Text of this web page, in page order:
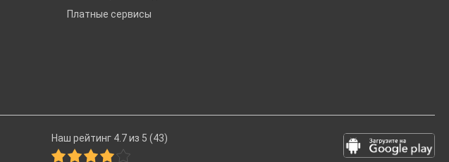
Платные сервисы
Наш рейтинг 4.7 из 5 (43)